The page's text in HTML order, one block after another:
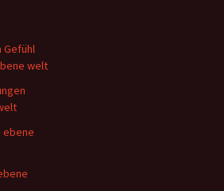
Gefühl
welt
ebene